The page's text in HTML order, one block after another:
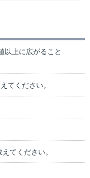
以上に広がること
てください。
てください。